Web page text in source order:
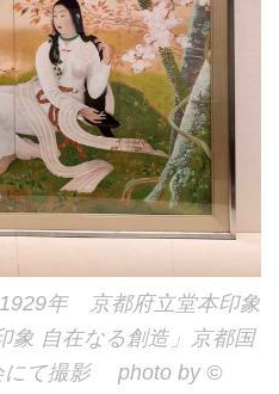
年 京都府立堂本印象
象 自在なる創造」京都国
にて撮影 photo by ©